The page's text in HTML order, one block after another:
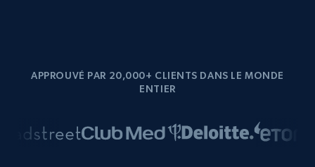
APPROUVÉ PAR 20,000+ CLIENTS DANS LE MONDE
ENTIER